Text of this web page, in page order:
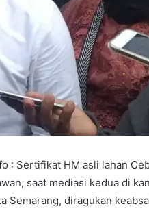
: Sertifikat HM asli lahan
saat mediasi kedua di
Semarang, diragukan